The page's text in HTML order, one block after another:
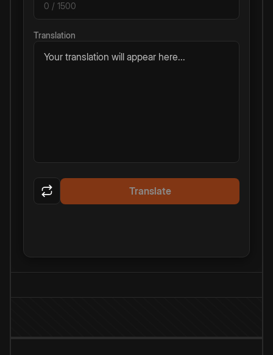
0 / 1500
Translation
Your translation will appear here...
Translate